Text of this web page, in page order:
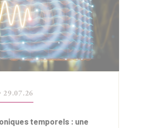
29.07.26
temporels : une